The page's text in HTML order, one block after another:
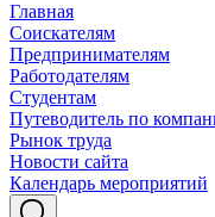
Главная
Соискателям
Предпринимателям
Работодателям
Студентам
Путеводитель по
Рынок труда
Новости сайта
Календарь мероприятий